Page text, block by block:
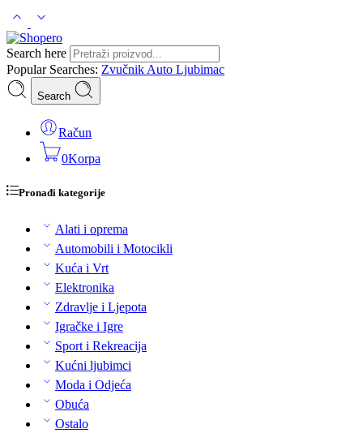
Search here
Popular Searches: Zvučnik Auto Ljubimac
Search
Račun
0Korpa
Pronađi kategorije
Alati i oprema
Automobili i Motocikli
Kuća i Vrt
Elektronika
Zdravlje i Ljepota
Igračke i Igre
Sport i Rekreacija
Kućni ljubimci
Moda i Odjeća
Obuća
Ostalo